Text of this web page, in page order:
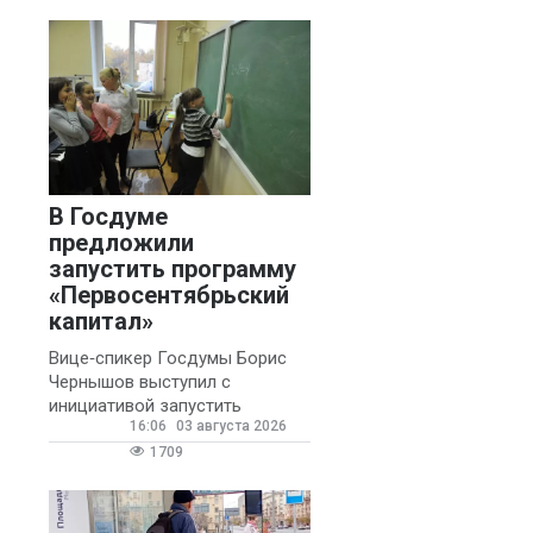
В Госдуме
предложили
запустить программу
«Первосентябрьский
капитал»
Вице‑спикер Госдумы Борис
Чернышов выступил с
инициативой запустить
ежегодную федеральную
программу
- она предполагает
16:06
03 августа 2026
1709